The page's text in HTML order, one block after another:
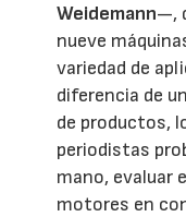
Weidemann—,
nueve
variedad de
diferencia de
de productos,
periodistas
mano, evaluar
motores en